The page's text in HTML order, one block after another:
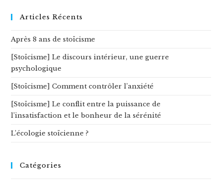
siteArticles Récents
Après 8 ans de stoïcisme
[Stoïcisme] Le discours intérieur, une guerre
psychologique
[Stoïcisme] Comment contrôler l’anxiété
[Stoïcisme] Le conflit entre la puissance de
l’insatisfaction et le bonheur de la sérénité
L’écologie stoïcienne ?
Catégories